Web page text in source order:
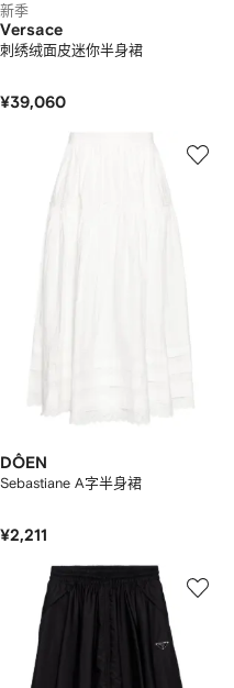
新季
Versace
刺绣绒面皮迷你半身裙
¥39,060
DÔEN
Sebastiane A字半身裙
¥2,211